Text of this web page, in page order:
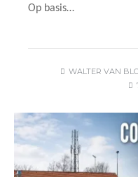
Op basis…
WALTER VAN